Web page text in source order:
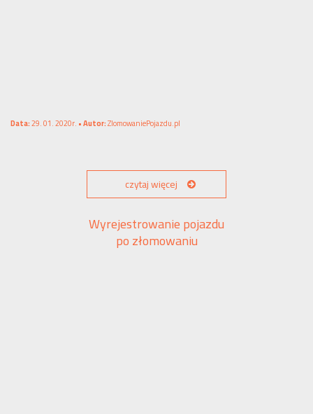
Data:29. 01. 2020r. •Autor:ZlomowaniePojazdu.pl
czytaj więcej
Wyrejestrowanie pojazdu
po złomowaniu